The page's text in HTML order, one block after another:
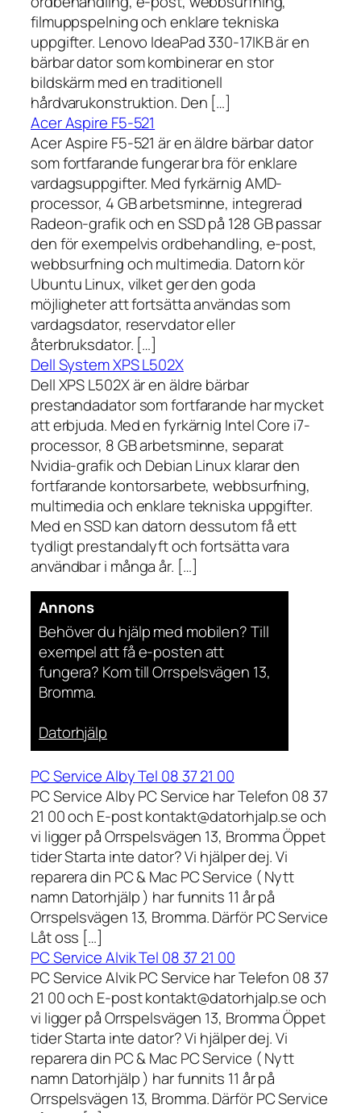
filmuppspelning och enklare tekniska
uppgifter. Lenovo IdeaPad 330-17IKB är en
bärbar dator som kombinerar en stor
bildskärm med en traditionell
hårdvarukonstruktion. Den […]
Acer Aspire F5-521
Acer Aspire F5-521 är en äldre bärbar dator
som fortfarande fungerar bra för enklare
vardagsuppgifter. Med fyrkärnig AMD-
processor, 4 GB arbetsminne, integrerad
Radeon-grafik och en SSD på 128 GB passar
den för exempelvis ordbehandling, e-post,
webbsurfning och multimedia. Datorn kör
Ubuntu Linux, vilket ger den goda
möjligheter att fortsätta användas som
vardagsdator, reservdator eller
återbruksdator. […]
Dell System XPS L502X
Dell XPS L502X är en äldre bärbar
prestandadator som fortfarande har mycket
att erbjuda. Med en fyrkärnig Intel Core i7-
processor, 8 GB arbetsminne, separat
Nvidia-grafik och Debian Linux klarar den
fortfarande kontorsarbete, webbsurfning,
multimedia och enklare tekniska uppgifter.
Med en SSD kan datorn dessutom få ett
tydligt prestandalyft och fortsätta vara
användbar i många år. […]
Annons
Behöver du hjälp med mobilen? Till
exempel att få e-posten att
fungera? Kom till Orrspelsvägen 13,
Bromma.
Datorhjälp
PC Service Alby Tel 08 37 21 00
PC Service Alby PC Service har Telefon 08 37
21 00 och E-post kontakt@datorhjalp.se och
vi ligger på Orrspelsvägen 13, Bromma Öppet
tider Starta inte dator? Vi hjälper dej. Vi
reparera din PC & Mac PC Service ( Nytt
namn Datorhjälp ) har funnits 11 år på
Orrspelsvägen 13, Bromma. Därför PC Service
Låt oss […]
PC Service Alvik Tel 08 37 21 00
PC Service Alvik PC Service har Telefon 08 37
21 00 och E-post kontakt@datorhjalp.se och
vi ligger på Orrspelsvägen 13, Bromma Öppet
tider Starta inte dator? Vi hjälper dej. Vi
reparera din PC & Mac PC Service ( Nytt
namn Datorhjälp ) har funnits 11 år på
Orrspelsvägen 13, Bromma. Därför PC Service